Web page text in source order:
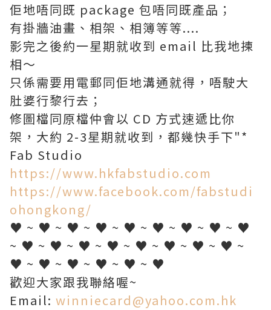
佢地唔同既 package 包唔同既產品；
有掛牆油畫、相架、相簿等等....
影完之後約一星期就收到 email 比我地揀
相～
只係需要用電郵同佢地溝通就得，唔駛大
肚婆行黎行去；
修圖檔同原檔仲會以 CD 方式速遞比你
架，大約 2-3星期就收到，都幾快手下"*
Fab Studio
https://www.hkfabstudio.com
https://www.facebook.com/fabstudi
ohongkong/
♥ ~ ♥ ~ ♥ ~ ♥ ~ ♥ ~ ♥ ~ ♥ ~ ♥ ~ ♥
~ ♥ ~ ♥ ~ ♥ ~ ♥ ~ ♥ ~ ♥ ~ ♥ ~ ♥ ~
♥ ~ ♥ ~ ♥ ~ ♥ ~ ♥ ~ ♥
歡迎大家跟我聯絡喔~
Email: winniecard@yahoo.com.hk